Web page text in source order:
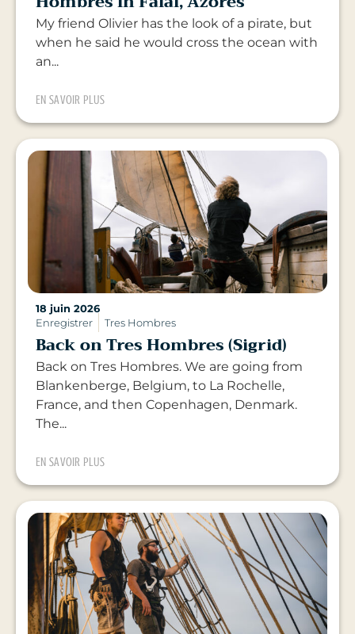
My friend Olivier has the look of a pirate, but
when he said he would cross the ocean with
an...
EN SAVOIR PLUS
18 juin 2026
Enregistrer
Tres Hombres
Back on Tres Hombres (Sigrid)
Back on Tres Hombres. We are going from
Blankenberge, Belgium, to La Rochelle,
France, and then Copenhagen, Denmark.
The...
EN SAVOIR PLUS